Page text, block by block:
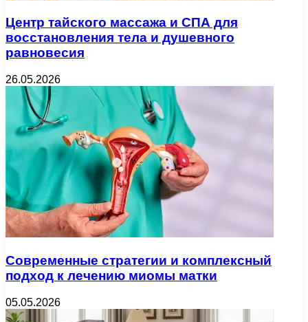
Центр тайского массажа и СПА для
восстановления тела и душевного
равновесия
26.05.2026
Современные стратегии и комплексный
подход к лечению миомы матки
05.05.2026